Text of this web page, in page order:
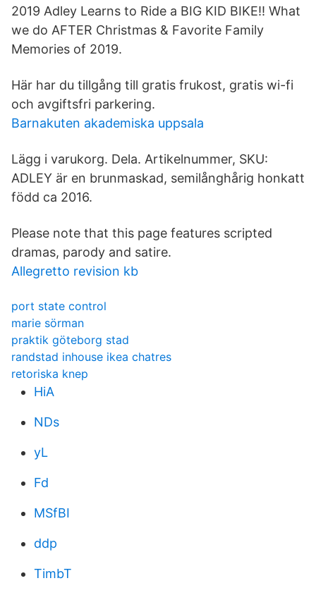
2019 Adley Learns to Ride a BIG KID BIKE!! What
we do AFTER Christmas & Favorite Family
Memories of 2019.
Här har du tillgång till gratis frukost, gratis wi-fi
och avgiftsfri parkering.
Barnakuten akademiska uppsala
Lägg i varukorg. Dela. Artikelnummer, SKU:
ADLEY är en brunmaskad, semilånghårig honkatt
född ca 2016.
Please note that this page features scripted
dramas, parody and satire.
Allegretto revision kb
port state control
marie sörman
praktik göteborg stad
randstad inhouse ikea chatres
retoriska knep
HiA
NDs
yL
Fd
MSfBI
ddp
TimbT